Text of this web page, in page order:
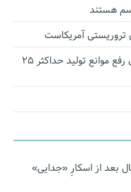
هستند
آمریکاست
سخنگوی کمیسیون اقتصادی مجلس: قانون رفع موانع تولید حداکثر ۲۵
همچنان در آیینه است/ ۱۴ سال بعد از اسکارِ «جدایی»